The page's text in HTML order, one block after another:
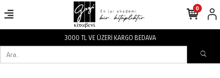
3000 TL VE ÜZERİ KARGO BEDAVA
0